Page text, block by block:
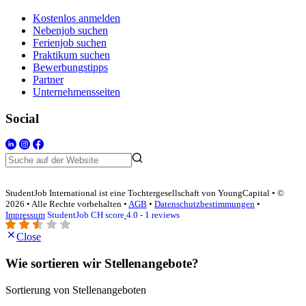
Kostenlos anmelden
Nebenjob suchen
Ferienjob suchen
Praktikum suchen
Bewerbungstipps
Partner
Unternehmensseiten
Social
StudentJob International ist eine Tochtergesellschaft von YoungCapital • ©
2026 • Alle Rechte vorbehalten • AGB • Datenschutzbestimmungen •
Impressum StudentJob CH score 4.0 - 1 reviews
Close
Wie sortieren wir Stellenangebote?
Sortierung von Stellenangeboten